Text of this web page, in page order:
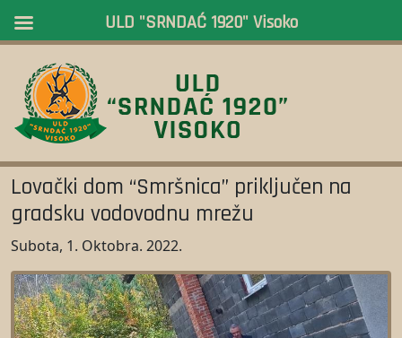
Lovački dom “Smršnica” priključen na
gradsku vodovodnu mrežu
Subota, 1. Oktobra. 2022.
ULD "SRNDAĆ 1920" Visoko